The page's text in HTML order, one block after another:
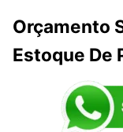
Orçamento
Estoque De